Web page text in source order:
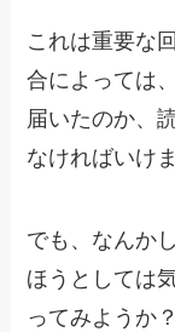
これは重要な
合によっては
届いたのか、
なければいけ
でも、なんか
ほうとしては
ってみようか